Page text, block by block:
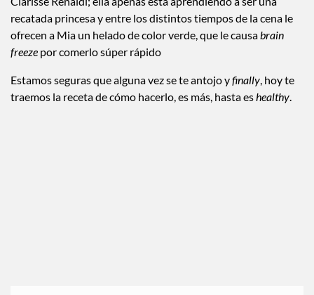
recatada princesa y entre los distintos tiempos de la cena le
ofrecen a Mia un helado de color verde, que le causabrain
freeze por comerlo súper rápido
Estamos seguras que alguna vez se te antojo yfinally, hoy te
traemos la receta de cómo hacerlo, es más, hasta eshealthy.